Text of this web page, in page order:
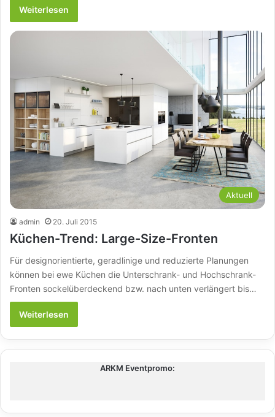
Weiterlesen
Aktuell
admin 20. Juli 2015
Küchen-Trend: Large-Size-Fronten
Für designorientierte, geradlinige und reduzierte Planungen
können bei ewe Küchen die Unterschrank- und Hochschrank-
Fronten sockelüberdeckend bzw. nach unten verlängert bis…
Weiterlesen
ARKM Eventpromo: